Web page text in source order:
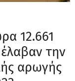
12.661
έλαβαν την
αρωγής